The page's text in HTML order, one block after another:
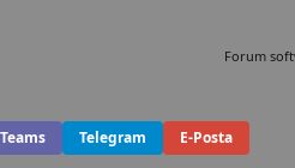
Forum
Teams Telegram E-Posta